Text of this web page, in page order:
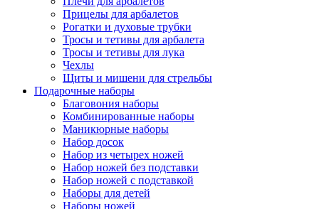
Прицелы для арбалетов
Рогатки и духовые трубки
Тросы и тетивы для арбалета
Тросы и тетивы для лука
Чехлы
Щиты и мишени для стрельбы
Подарочные наборы
Благовония наборы
Комбинированные наборы
Маникюрные наборы
Набор досок
Набор из четырех ножей
Набор ножей без подставки
Набор ножей с подставкой
Наборы для детей
Наборы ножей